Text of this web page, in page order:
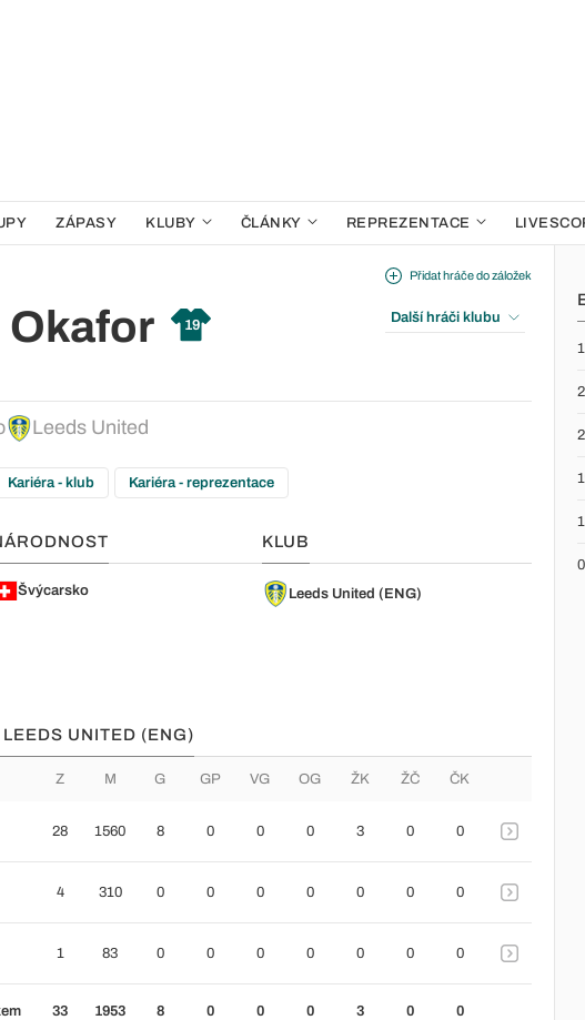
ZÁPASY KLUBY ČLÁNKY REPREZENTACE
Okafor 19
Leeds United
Přidat hráče do záložek
Další hráči klubu
Kariéra - klub Kariéra - reprezentace
Švýcarsko
KLUB
Leeds United (ENG)
UNITED (ENG)
Z M G GP VG OG ŽK ŽČ ČK
28 1560 8 0 0 0 3 0 0
4 310 0 0 0 0 0 0 0
1 83 0 0 0 0 0 0 0
33 1953 8 0 0 0 3 0 0